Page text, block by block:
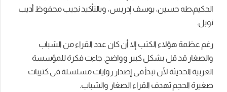
الحكيم،طه حسين، يوسف إدريس، وبالتأكيد نجيب محفوظ أديب
نوبل.
رغم عظمة هؤلاء الكتب إلا أن كان عدد القراء من الشباب
والصغار قد قل بشكل كبير وواضح. جاءت فكرة للمؤسسة
العربية الحديثة لأن تبدأ فى إصدار روايات مسلسلة فى كتيبات
صغيرة الحجم تهدف القراء الصغار والشباب.